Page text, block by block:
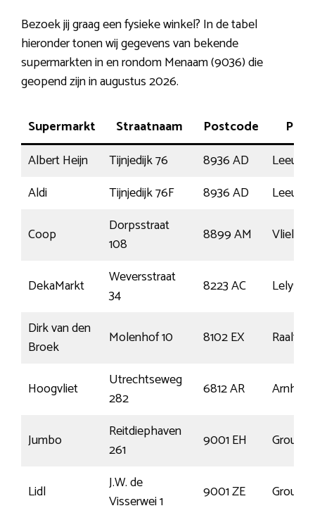
Bezoek jij graag een fysieke winkel? In de tabel
hieronder tonen wij gegevens van bekende
supermarkten in en rondom Menaam (9036) die
geopend zijn in augustus 2026.
Supermarkt Straatnaam Postcode
Albert Heijn
Tijnjedijk 76 8936 AD
Aldi
Tijnjedijk 76F 8936 AD
Coop
Dorpsstraat
108
8899 AM Vlieland
DekaMarkt
Weversstraat
34
8223 AC
Lelystad
Dirk van den
Broek
Molenhof 10 8102 EX Raalte
Hoogvliet
Utrechtseweg
282
6812 AR Arnhem
Jumbo
Reitdiephaven
261
9001 EH Grou
Lidl
J.W. de
Visserwei 1
9001 ZE Grou